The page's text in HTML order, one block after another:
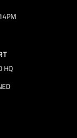
HQ